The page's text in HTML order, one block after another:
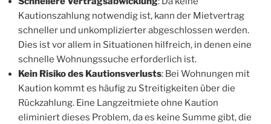
Kautionszahlung notwendig ist, kann der Mietvertrag
schneller und unkomplizierter abgeschlossen werden.
Dies ist vor allem in Situationen hilfreich, in denen eine
schnelle Wohnungssuche erforderlich ist.
Kein Risiko des Kautionsverlusts: Bei Wohnungen mit
Kaution kommt es häufig zu Streitigkeiten über die
Rückzahlung. Eine Langzeitmiete ohne Kaution
eliminiert dieses Problem, da es keine Summe gibt, die